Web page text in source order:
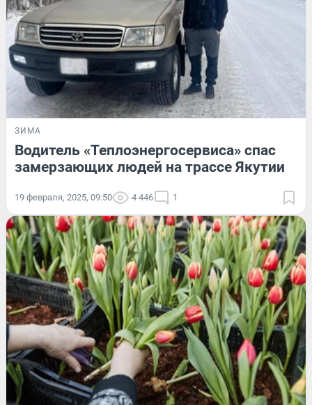
ЗИМА
Водитель «Теплоэнергосервиса» спас
замерзающих людей на трассе Якутии
19 февраля, 2025, 09:50 4 446 1